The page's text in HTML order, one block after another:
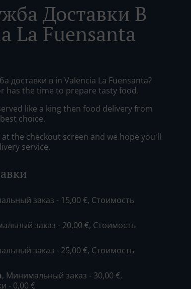
Доставки В
La Fuensanta
доставки в in Valencia La Fuensanta?
has the time to prepare tasty food.
like a king then food delivery from
choice.
the checkout screen and we hope you'll
service.
заказ - 15,00 €, Стоимость
заказ - 20,00 €, Стоимость
заказ - 25,00 €, Стоимость
, Минимальный заказ - 30,00 €,
- 0,00 €